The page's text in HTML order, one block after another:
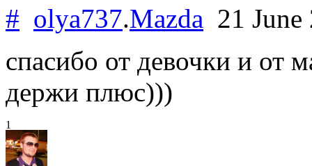
# olya737.Mazda 21
спасибо от девочки и от
держи плюс)))
1